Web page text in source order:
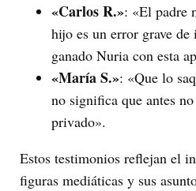
«Carlos R.»: «El padre
hijo es un error grave de
ganado Nuria con esta
«María S.»: «Que lo
no significa que antes
privado».
Estos testimonios reflejan el
figuras mediáticas y sus